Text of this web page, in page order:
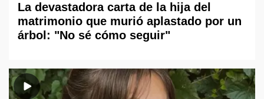
La devastadora carta de la hija del
matrimonio que murió aplastado por un
árbol: "No sé cómo seguir"